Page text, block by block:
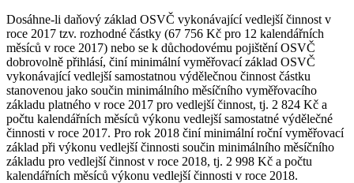
Dosáhne-li daňový základ OSVČ vykonávající vedlejší činnost v
roce 2017 tzv. rozhodné částky (67 756 Kč pro 12 kalendářních
měsíců v roce 2017) nebo se k důchodovému pojištění OSVČ
dobrovolně přihlásí, činí minimální vyměřovací základ OSVČ
vykonávající vedlejší samostatnou výdělečnou činnost částku
stanovenou jako součin minimálního měsíčního vyměřovacího
základu platného v roce 2017 pro vedlejší činnost, tj. 2 824 Kč a
počtu kalendářních měsíců výkonu vedlejší samostatné výdělečné
činnosti v roce 2017. Pro rok 2018 činí minimální roční vyměřovací
základ při výkonu vedlejší činnosti součin minimálního měsíčního
základu pro vedlejší činnost v roce 2018, tj. 2 998 Kč a počtu
kalendářních měsíců výkonu vedlejší činnosti v roce 2018.